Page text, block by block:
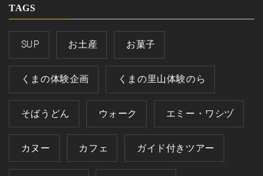
TAGS
SUP お土産 お菓子
くまの体験企画 くまの里山体験のら
そばうどん ウォーク エミー・ワシヅ
カヌー カフェ ガイド付きツアー